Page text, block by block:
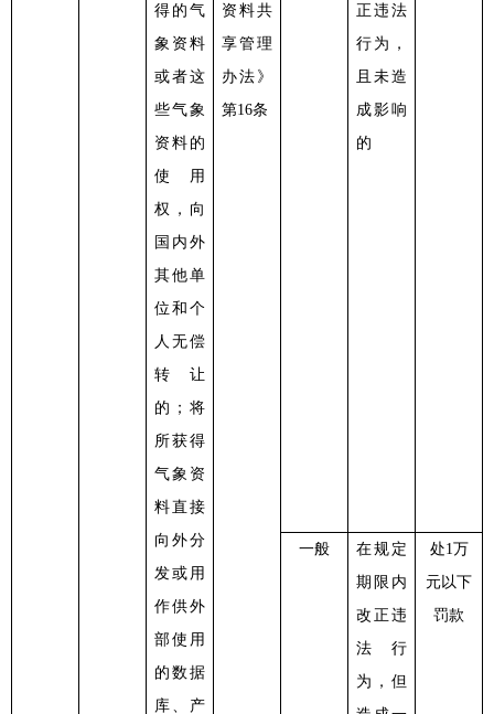
得的气
象资料
或者这
些气象
资料的
使用
权，向
国内外
其他单
位和个
人无偿
转让
的；将
所获得
气象资
料直接
向外分
发或用
作供外
部使用
的数据
库、产
资料共
享管理
办法》
第16条
正违法
行为，
且未造
成影响
的
一般
在规定
期限内
改正违
法行
为，但
处1万
元以下
罚款